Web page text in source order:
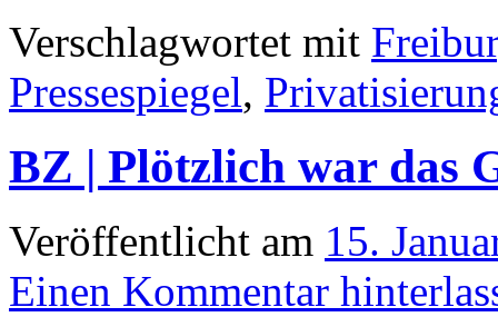
Verschlagwortet mit
Pressespiegel,
BZ | Plötzlich war das
Veröffentlicht am 15.
Einen Kommentar